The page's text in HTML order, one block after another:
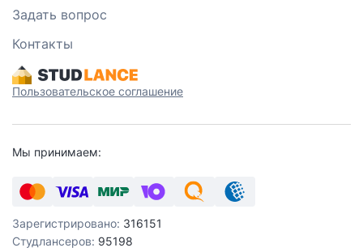
Задать вопрос
Контакты
Пользовательское соглашение
Мы принимаем:
Зарегистрировано: 316151
Студлансеров: 95198